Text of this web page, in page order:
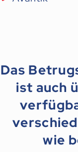
Das
ist auch
wie